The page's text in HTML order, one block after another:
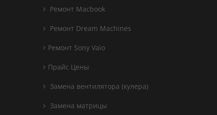
Ремонт Macbook
Ремонт Dream Machines
Ремонт Sony Vaio
Прайс Цены
Замена вентилятора (кулера)
Замена матрицы